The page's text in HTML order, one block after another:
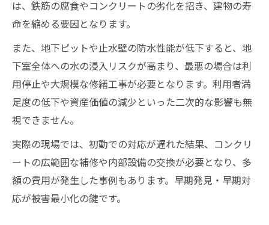
は、鉄筋の腐食やコンクリートの劣化を招き、建物の寿
命を縮める要因となります。
また、地下ピットや止水壁の防水性能が低下すると、地
下室全体への水の浸入リスクが高まり、最悪の場合は利
用停止や大規模な修繕工事が必要となります。利用者満
足度の低下や資産価値の減少といった二次的な影響も無
視できません。
実際の現場では、初動での対応が遅れた結果、コンクリ
ートの広範囲な補修や内部設備の交換が必要となり、多
額の費用が発生した事例もあります。早期発見・早期対
応が被害最小化の鍵です。